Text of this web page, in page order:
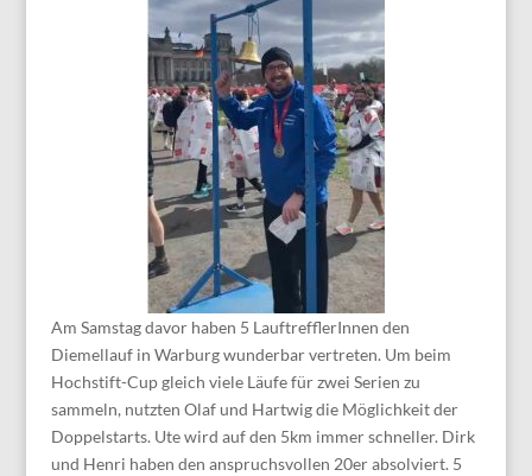
Am Samstag davor haben 5 LauftrefflerInnen den
Diemellauf in Warburg wunderbar vertreten. Um beim
Hochstift-Cup gleich viele Läufe für zwei Serien zu
sammeln, nutzten Olaf und Hartwig die Möglichkeit der
Doppelstarts. Ute wird auf den 5km immer schneller. Dirk
und Henri haben den anspruchsvollen 20er absolviert. 5